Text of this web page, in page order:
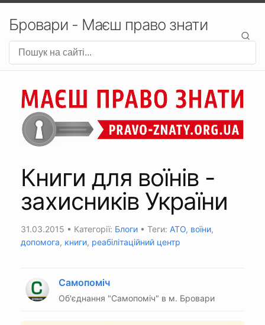
Бровари - Маєш право знати
Книги для воїнів -
захисників України
31.03.2015 • Категорії: Блоги • Теги: АТО, воїни,
допомога, книги, реабілітаційний центр
Самопоміч
Об'єднання "Самопоміч" в м. Бровари